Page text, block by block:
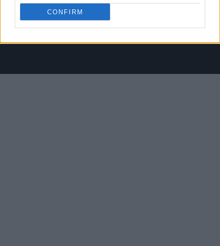
CONFIRM
"Juventus Magazine" non è una testata giornalistica, ma un sito di informazione di